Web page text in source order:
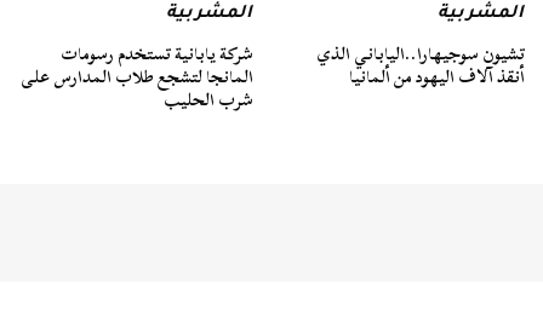
المشربية
تشيون سوجيهارا..الياباني الذي
أنقذ آلاف اليهود من ألمانيا
المشربية
شركة يابانية تستخدم رسومات
المانجا لتشجع طلاب المدارس على
شرب الحليب